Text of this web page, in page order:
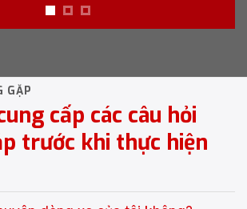
cấp các câu hỏi
trước khi thực hiện
dòng xe của tôi không?